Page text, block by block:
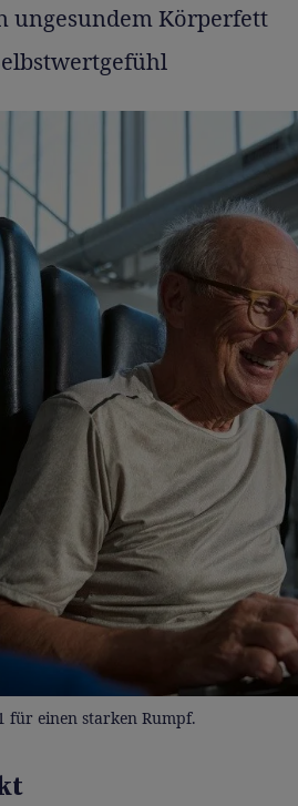
ungesundem Körperfett
für einen starken Rumpf.